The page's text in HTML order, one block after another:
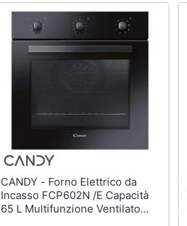
CANDY - Forno Elettrico da
Incasso FCP602N /E Capacità
65 L Multifunzione Ventilato